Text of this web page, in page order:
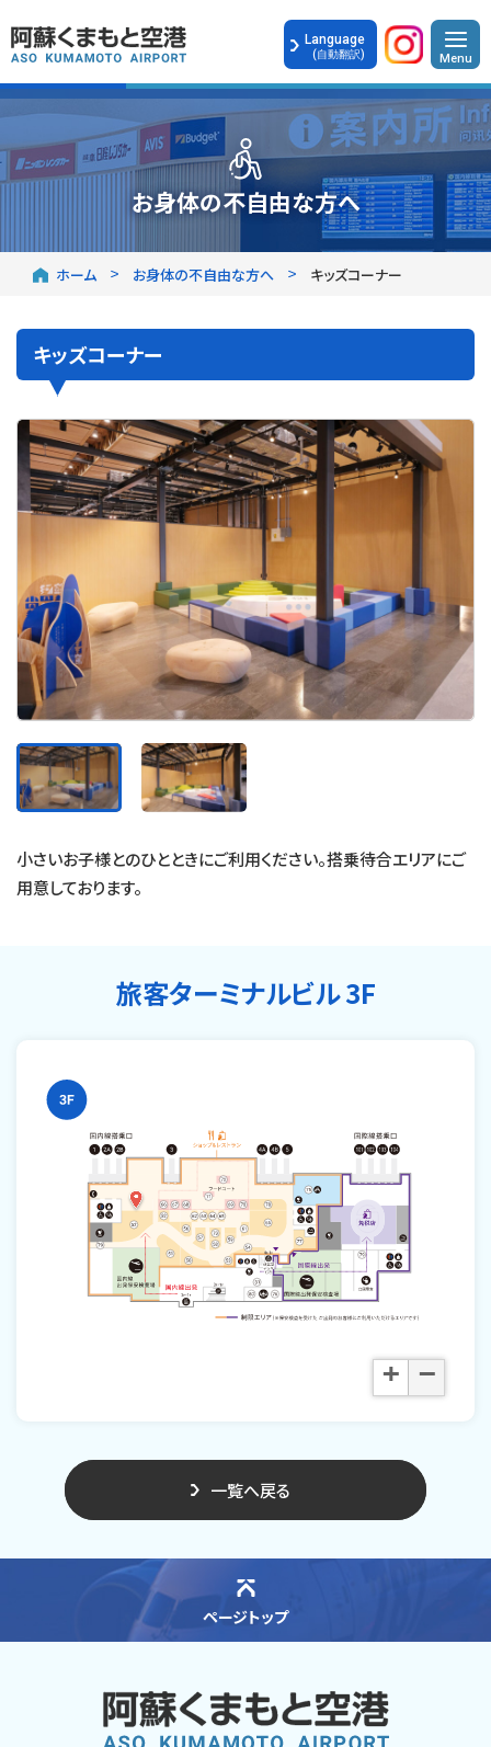
Language
(自動翻訳)
お身体の不自由な方へ
ホーム お身体の不自由な方へ キッズコーナー
キッズコーナー
小さいお子様とのひとときにご利用ください。搭乗待合エリアにご
用意しております。
旅客ターミナルビル 3F
+ −
一覧へ戻る
ページトップ